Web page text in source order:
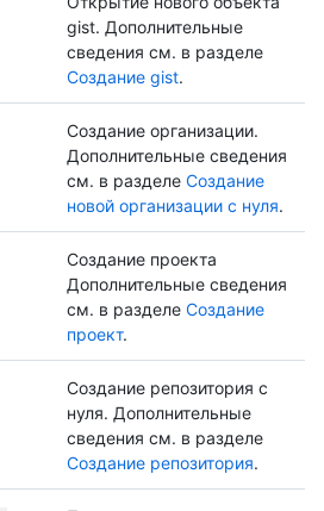
gist. Дополнительные
сведения см. в разделе
Создание gist.
Создание организации.
Дополнительные сведения
см. в разделе Создание
новой организации с нуля.
Создание проекта
Дополнительные сведения
см. в разделе Создание
проект.
Создание репозитория с
нуля. Дополнительные
сведения см. в разделе
Создание репозитория.